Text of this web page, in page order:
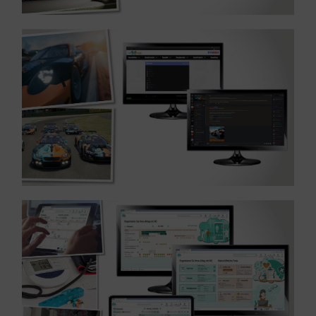
Referenz: Plattform für Aufbau einer Gaming
Community – Unterhaltung
MEHR ERFAHREN ...
Referenz: UX / UI Design und Entwicklung für eine
Webseite – Branche Gesundheit
MEHR ERFAHREN ...